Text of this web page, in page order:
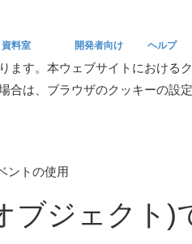
資料室
Reference
開発者向け
Developers
ヘルプ
Help
す。本ウェブサイトにおけ
は、ブラウザのクッキーの設
ントの使用
ブジェクト)